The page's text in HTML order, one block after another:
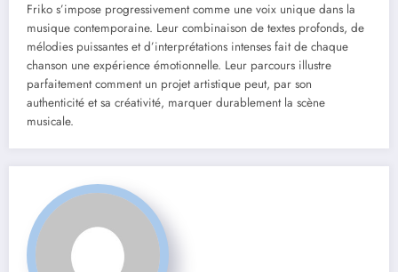
Friko s’impose progressivement comme une voix unique dans la
musique contemporaine. Leur combinaison de textes profonds, de
mélodies puissantes et d’interprétations intenses fait de chaque
chanson une expérience émotionnelle. Leur parcours illustre
parfaitement comment un projet artistique peut, par son
authenticité et sa créativité, marquer durablement la scène
musicale.